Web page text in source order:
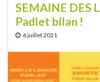
SEMAINE DES
Padlet bilan !
6 juillet 2021